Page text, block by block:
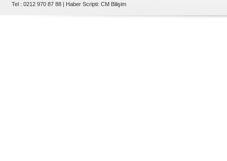
Tel : 0212 970 87 88 | Haber Scripti: CM Bilişim